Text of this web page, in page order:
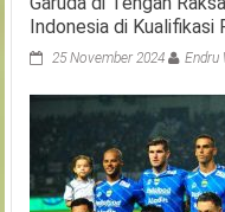
Indonesia di Kualifikasi
25 November 2024 Endru